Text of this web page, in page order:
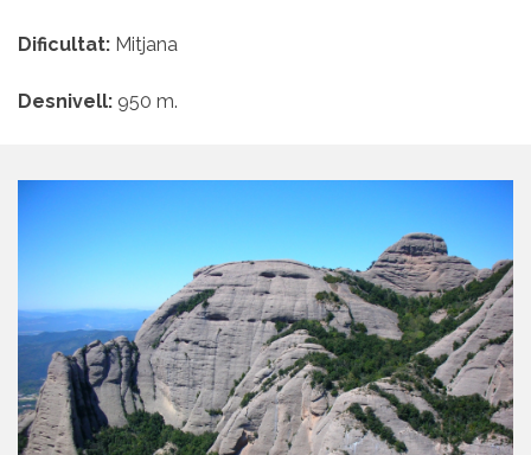
Dificultat: Mitjana
Desnivell: 950 m.